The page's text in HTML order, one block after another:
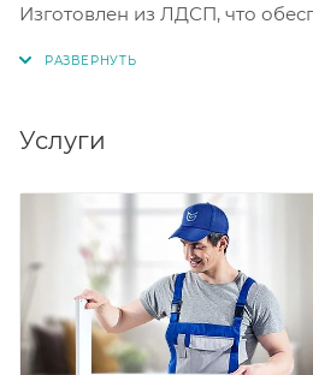
Изготовлен из ЛДСП, что
стол станет удобным местом
экономя пространство в
Услуги